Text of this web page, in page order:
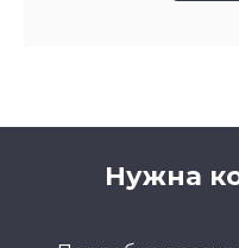
Нужна